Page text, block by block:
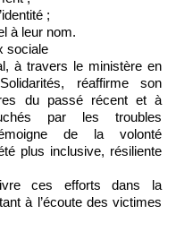
;
à leur nom.
sociale
à travers le ministère en
réaffirme son
du passé récent et à
par les troubles
de la volonté
plus inclusive, résiliente
ces efforts dans la
à l’écoute des victimes